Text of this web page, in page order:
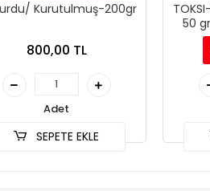
Kurutulmuş-200gr
800,00 TL
Adet
SEPETE EKLE
50